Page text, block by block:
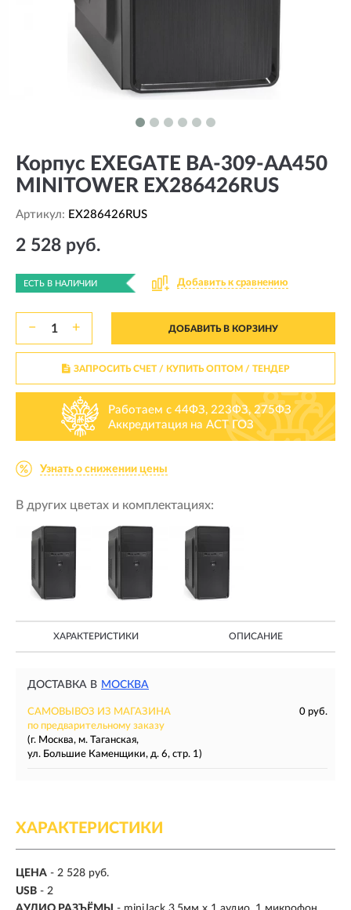
Корпус EXEGATE BA-309-AA450
MINITOWER EX286426RUS
Артикул: EX286426RUS
2 528 руб.
ЕСТЬ В НАЛИЧИИ Добавить к сравнению
− + ДОБАВИТЬ В КОРЗИНУ
ЗАПРОСИТЬ СЧЕТ / КУПИТЬ ОПТОМ/ ТЕНДЕР
Работаем с 44ФЗ, 223ФЗ, 275ФЗ
Аккредитация на АСТ ГОЗ
Узнать о снижении цены
В других цветах и комплектациях:
ХАРАКТЕРИСТИКИ ОПИСАНИЕ
ДОСТАВКА В МОСКВА
САМОВЫВОЗ ИЗ МАГАЗИНА
0 руб.
по предварительному заказу
(г. Москва, м. Таганская,
ул. Большие Каменщики, д. 6, стр. 1)
ХАРАКТЕРИСТИКИ
ЦЕНА - 2 528 руб.
USB - 2